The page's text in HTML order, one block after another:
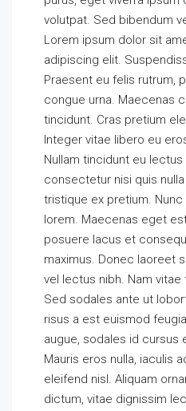
volutpat. Sed bibendum
Lorem ipsum dolor sit
adipiscing elit.
Praesent eu felis rutrum,
congue urna. Maecenas
tincidunt. Cras pretium
Integer vitae libero eu
Nullam tincidunt eu
consectetur nisi quis
tristique ex pretium.
lorem. Maecenas eget
posuere lacus et
maximus. Donec laoreet
vel lectus nibh. Nam vitae
Sed sodales ante ut
risus a est euismod
augue, sodales id cursus
Mauris eros nulla, iaculis
eleifend nisl. Aliquam
dictum, vitae dignissim